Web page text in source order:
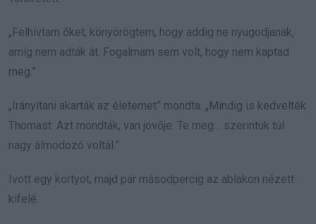
„Felhívtam őket, könyörögtem, hogy addig ne nyugodjanak,
amíg nem adták át. Fogalmam sem volt, hogy nem kaptad
meg.”
„Irányítani akarták az életemet” mondta. „Mindig is kedvelték
Thomast. Azt mondták, van jövője. Te meg… szerintük túl
nagy álmodozó voltál.”
Ivott egy kortyot, majd pár másodpercig az ablakon nézett
kifelé.